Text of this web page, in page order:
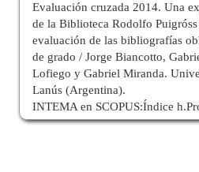
Evaluación cruzada 2014. Una
de la Biblioteca Rodolfo
evaluación de las bibliografías
de grado / Jorge Biancotto,
Lofiego y Gabriel Miranda.
Lanús (Argentina).
INTEMA en SCOPUS:Índice
Nancy Lenzo. INTEMA-